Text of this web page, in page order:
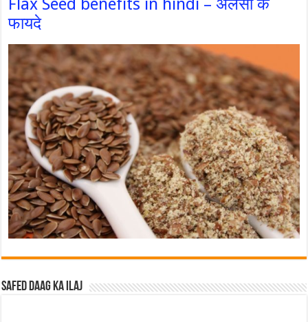
Flax Seed benefits in hindi – अलसी के
फायदे
Safed Daag ka ilaj